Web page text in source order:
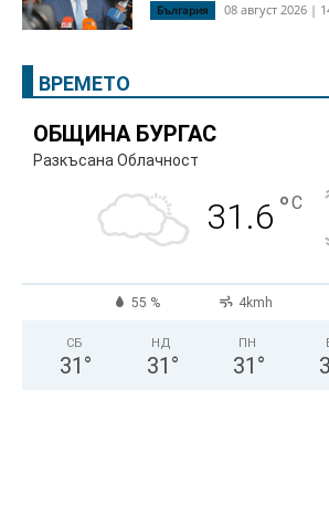
България 08 август 2026 |
ВРЕМЕТО
ОБЩИНА БУРГАС
Разкъсана Облачност
31.6 °C
55 % 4kmh
СБ
31 °
НД
31 °
ПН
31 °